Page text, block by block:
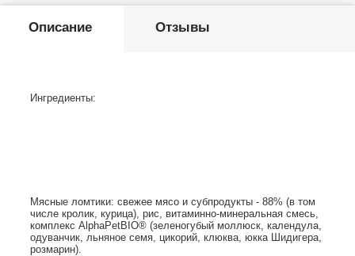
Описание Отзывы
Ингредиенты:
Мясные ломтики: свежее мясо и субпродукты - 88% (в том
числе кролик, курица), рис, витаминно-минеральная смесь,
комплекс AlphaPetBIO® (зеленогубый моллюск, календула,
одуванчик, льняное семя, цикорий, клюква, юкка Шидигера,
розмарин).